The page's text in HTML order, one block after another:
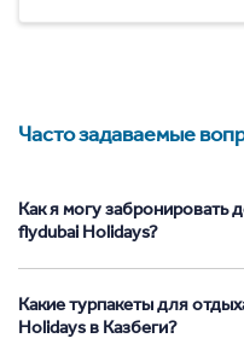
Часто задаваемые
Как я могу забронировать
flydubai Holidays?
Какие турпакеты для
Holidays в Казбеги?